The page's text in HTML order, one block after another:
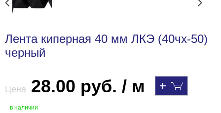
Лента киперная 40 мм ЛКЭ (40чх-50)
черный
Цена 28.00 руб. / м
в наличии